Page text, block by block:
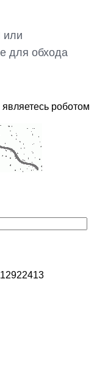
или
для обхода
роботом